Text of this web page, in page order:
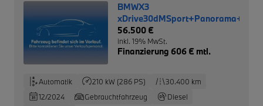
BMWX3
56.500 €
inkl. 19% MwSt.
Finanzierung 606 € mtl.
Automatik 210 kW (286 PS)
30.400 km
12/2024
Gebrauchtfahrzeug
Diesel